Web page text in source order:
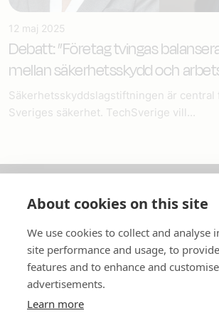
12 maj 2025
Debatt: ”Företag tvingas
mellan säkerhetsskydd och
Säkerhetsskyddslagstiftningen är central
Sveriges säkerhet. TechSverige vill...
In English
Standardavtal
Snabblänkar
About cookies on this site
We use cookies to collect and analyse
site performance and usage, to
features and to enhance and
advertisements.
Learn more